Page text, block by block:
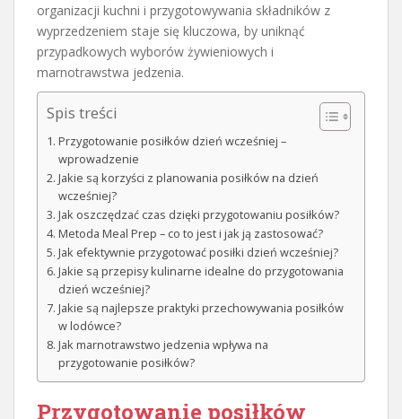
organizacji kuchni i przygotowywania składników z
wyprzedzeniem staje się kluczowa, by uniknąć
przypadkowych wyborów żywieniowych i
marnotrawstwa jedzenia.
Spis treści
Przygotowanie posiłków dzień wcześniej –
wprowadzenie
Jakie są korzyści z planowania posiłków na dzień
wcześniej?
Jak oszczędzać czas dzięki przygotowaniu posiłków?
Metoda Meal Prep – co to jest i jak ją zastosować?
Jak efektywnie przygotować posiłki dzień wcześniej?
Jakie są przepisy kulinarne idealne do przygotowania
dzień wcześniej?
Jakie są najlepsze praktyki przechowywania posiłków
w lodówce?
Jak marnotrawstwo jedzenia wpływa na
przygotowanie posiłków?
Przygotowanie posiłków